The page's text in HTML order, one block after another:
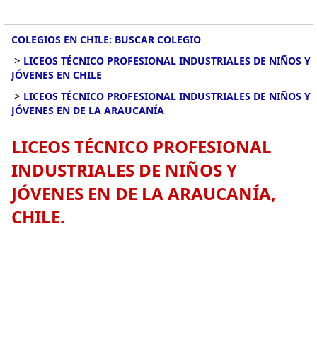
COLEGIOS EN CHILE: BUSCAR COLEGIO
> LICEOS TÉCNICO PROFESIONAL INDUSTRIALES DE NIÑOS Y
JÓVENES EN CHILE
> LICEOS TÉCNICO PROFESIONAL INDUSTRIALES DE NIÑOS Y
JÓVENES EN DE LA ARAUCANÍA
LICEOS TÉCNICO PROFESIONAL
INDUSTRIALES DE NIÑOS Y
JÓVENES EN DE LA ARAUCANÍA,
CHILE.